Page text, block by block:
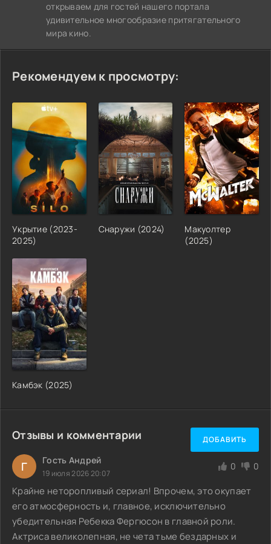
открываем для гостей нашего портала
удивительное многообразие притягательного
мира кино.
Рекомендуем к просмотру:
Укрытие (2023-
2025)
Снаружи (2024)
Макуолтер
(2025)
Камбэк (2025)
Отзывы и комментарии ДОБАВИТЬ
Г Гость Андрей
19 июля 2026 20:07
0 0
Крайне неторопливый сериал! Впрочем, это окупает
его атмосферность и, главное, исключительно
убедительная Ребекка Фергюсон в главной роли.
Актриса великолепная, не чета тьме бездарных и